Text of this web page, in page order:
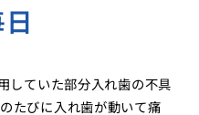
していた部分入れ歯の不具
たびに入れ歯が動いて痛